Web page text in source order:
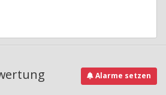
Alarme setzen